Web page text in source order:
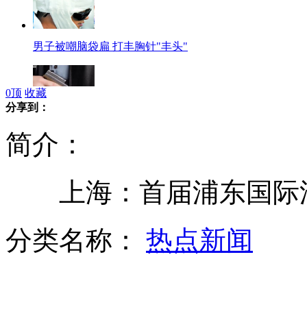
男子被嘲脑袋扁 打丰胸针"丰头"
监拍男子泄愤捅车胎被气浪冲翻
0顶 收藏
分享到：
简介：
上海：首届浦东国际
分类名称： 热点新闻